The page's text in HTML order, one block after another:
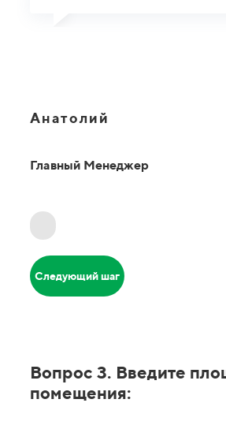
Анатолий
Главный Менеджер
Следующий шаг
Вопрос 3. Введите
помещения: